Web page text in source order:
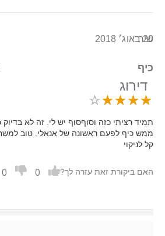
שיר
20 באוג׳ 2018
כיף
דירוג
תמיד רציתי כזה וסוףסוף יש לי. זה לא
ממש כיף לפעם ראשונה של אנאלי. טוב
קל לניקוי
האם ביקורת זאת עזרה לך? 0
0